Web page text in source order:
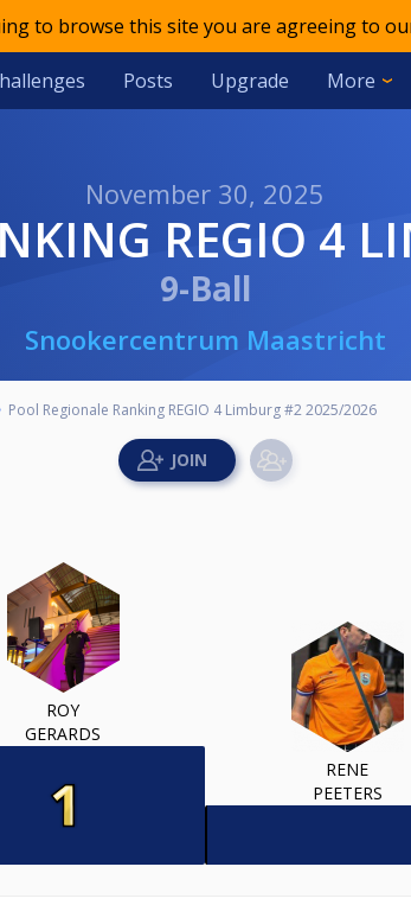
to browse this site you are agreeing to
Posts Upgrade More
November 30, 2025
REGIO 4
9-Ball
Snookercentrum Maastricht
Pool Regionale Ranking REGIO 4 Limburg #2 2025/2026
ROY
GERARDS
RENE
PEETERS